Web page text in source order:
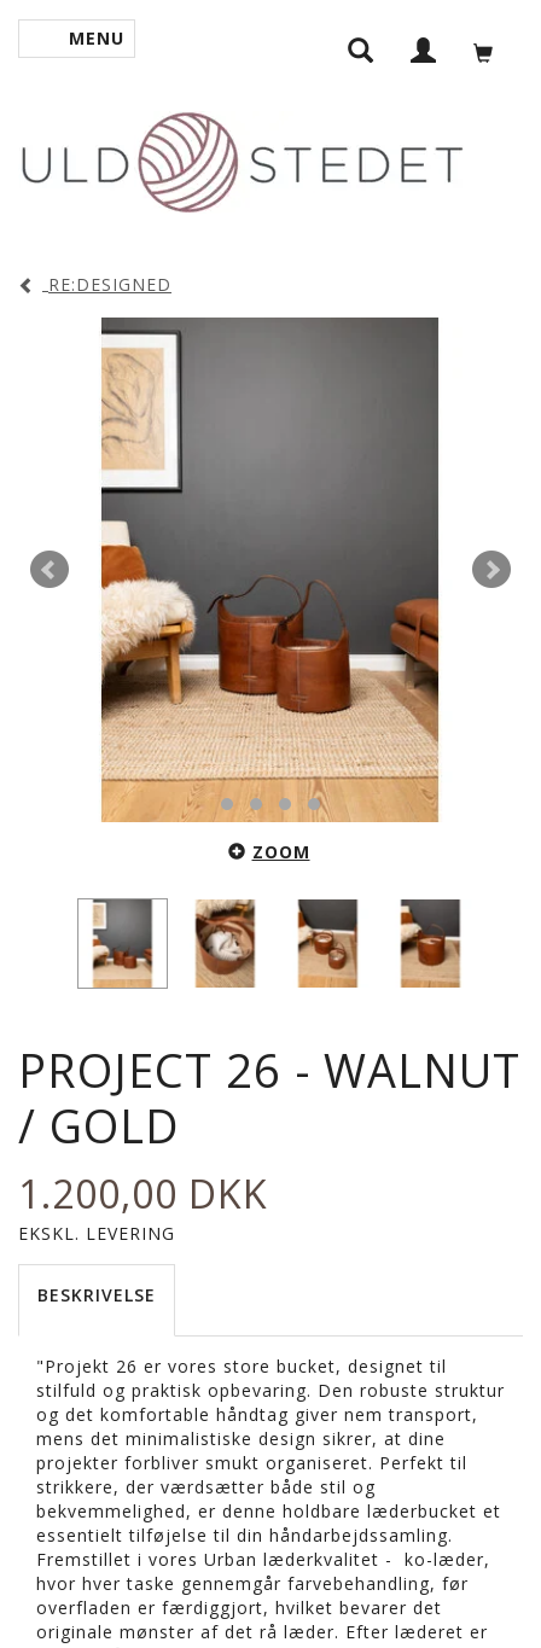
SKIFTE NAVIGATION
MENU
RE:DESIGNED
ZOOM
PROJECT 26 - WALNUT
/ GOLD
1.200,00 DKK
EKSKL. LEVERING
BESKRIVELSE
"Projekt 26 er vores store bucket, designet til
stilfuld og praktisk opbevaring. Den robuste struktur
og det komfortable håndtag giver nem transport,
mens det minimalistiske design sikrer, at dine
projekter forbliver smukt organiseret. Perfekt til
strikkere, der værdsætter både stil og
bekvemmelighed, er denne holdbare læderbucket et
essentielt tilføjelse til din håndarbejdssamling.
Fremstillet i vores Urban læderkvalitet - ko-læder,
hvor hver taske gennemgår farvebehandling, før
overfladen er færdiggjort, hvilket bevarer det
originale mønster af det rå læder. Efter læderet er